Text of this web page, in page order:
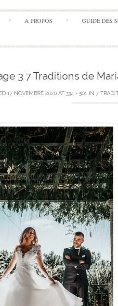
A PROPOS GUIDE DES
3 7 Traditions de
17 NOVEMBRE 2020AT 334 × 501IN 7